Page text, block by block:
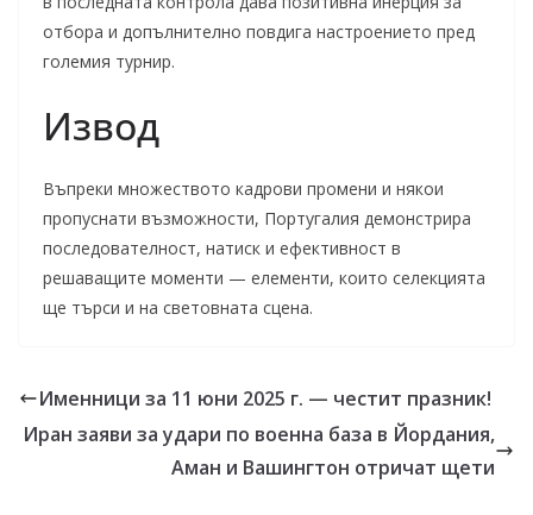
отбора и допълнително повдига настроението пред
големия турнир.
Извод
Въпреки множеството кадрови промени и някои
пропуснати възможности, Португалия демонстрира
последователност, натиск и ефективност в
решаващите моменти — елементи, които селекцията
ще търси и на световната сцена.
Именници за 11 юни 2025 г. — честит празник!
Иран заяви за удари по военна база в Йордания,
Аман и Вашингтон отричат щети